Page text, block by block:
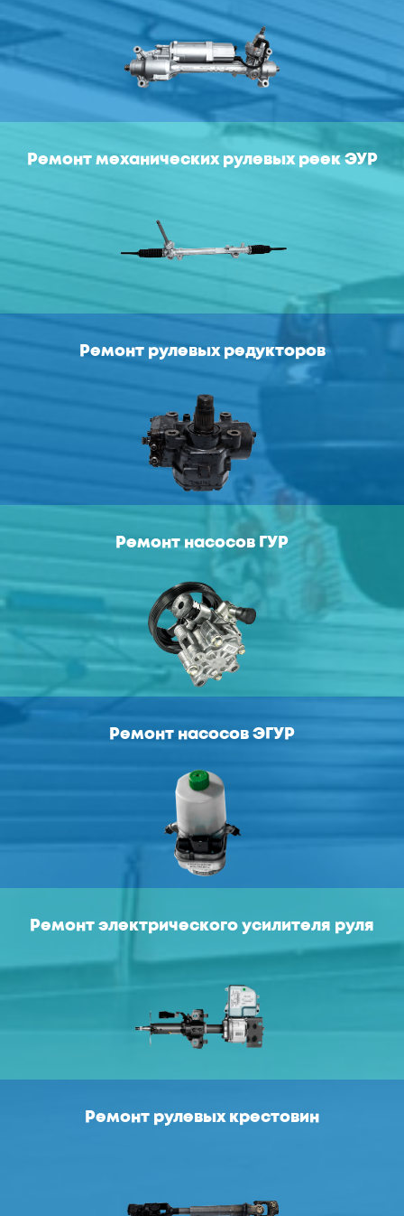
Ремонт механических рулевых реек ЭУР
Ремонт рулевых редукторов
Ремонт насосов ГУР
Ремонт насосов ЭГУР
Ремонт электрического усилителя руля
Ремонт рулевых крестовин